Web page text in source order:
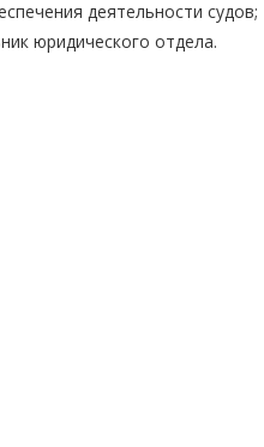
деятельности судов;
юридического отдела.